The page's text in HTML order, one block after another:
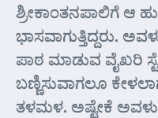
ಶ್ರೀಕಾಂತನಪಾಲಿಗೆ ಆ
ಭಾಸವಾಗುತ್ತಿದ್ದರು.
ಪಾಠ ಮಾಡುವ ವೈಖರಿ
ಬಣ್ಣಿಸುವಾಗಲೂ
ತಳಮಳ. ಅಷ್ಟೇಕೆ ಅವಳು